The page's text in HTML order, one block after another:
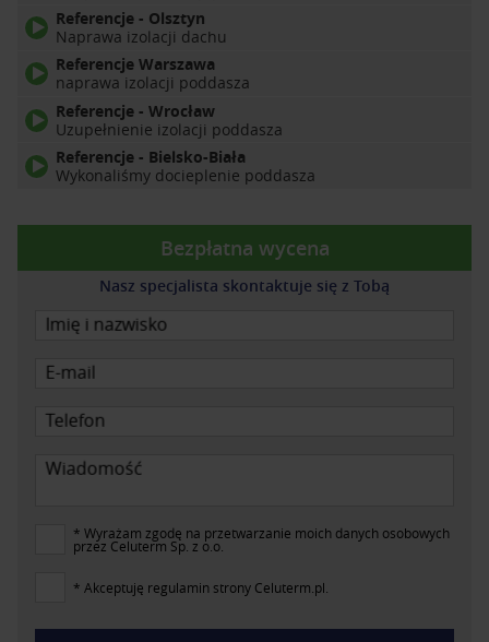
Referencje - Olsztyn
Naprawa izolacji dachu
Referencje Warszawa
naprawa izolacji poddasza
Referencje - Wrocław
Uzupełnienie izolacji poddasza
Referencje - Bielsko-Biała
Wykonaliśmy docieplenie poddasza
Bezpłatna wycena
Nasz specjalista skontaktuje się z Tobą
Imię i nazwisko
E-mail
Telefon
Wiadomość
* Wyrażam zgodę na przetwarzanie moich danych osobowych
przez Celuterm Sp. z o.o.
* Akceptuję regulamin strony Celuterm.pl.